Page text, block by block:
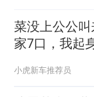
菜没上公公
家7口，我起
喊：1万3账
小虎新车推荐员